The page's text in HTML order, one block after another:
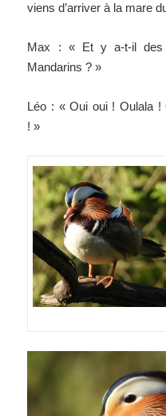
viens d’arriver à la mare
Max : « Et y a-t-il des
Mandarins ? »
Léo : « Oui oui ! Oulala !
! »